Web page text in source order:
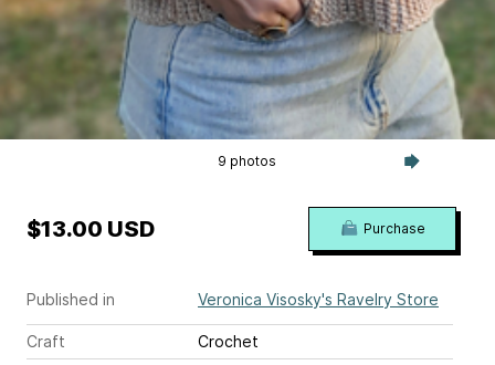
9 photos
Published in Veronica Visosky's Ravelry Store
Craft
Crochet
$13.00 USD Purchase